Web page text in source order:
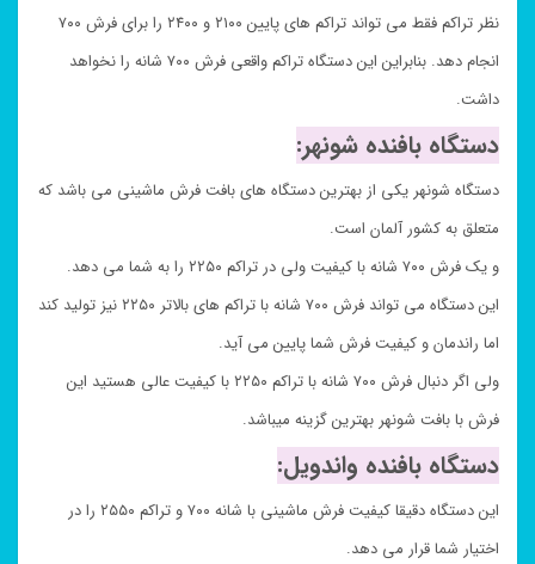
نظر تراکم فقط می تواند تراکم های پایین ۲۱۰۰ و ۲۴۰۰ را برای فرش ۷۰۰
انجام دهد. بنابراین این دستگاه تراکم واقعی فرش ۷۰۰ شانه را نخواهد
داشت.
دستگاه بافنده شونهر:
دستگاه شونهر یکی از بهترین دستگاه های بافت فرش ماشینی می باشد که
متعلق به کشور آلمان است.
و یک فرش ۷۰۰ شانه با کیفیت ولی در تراکم ۲۲۵۰ را به شما می دهد.
این دستگاه می تواند فرش ۷۰۰ شانه با تراکم های بالاتر ۲۲۵۰ نیز تولید کند
اما راندمان و کیفیت فرش شما پایین می آید.
ولی اگر دنبال فرش ۷۰۰ شانه با تراکم ۲۲۵۰ با کیفیت عالی هستید این
فرش با بافت شونهر بهترین گزینه میباشد.
دستگاه بافنده واندویل:
این دستگاه دقیقا کیفیت فرش ماشینی با شانه ۷۰۰ و تراکم ۲۵۵۰ را در
اختیار شما قرار می دهد.